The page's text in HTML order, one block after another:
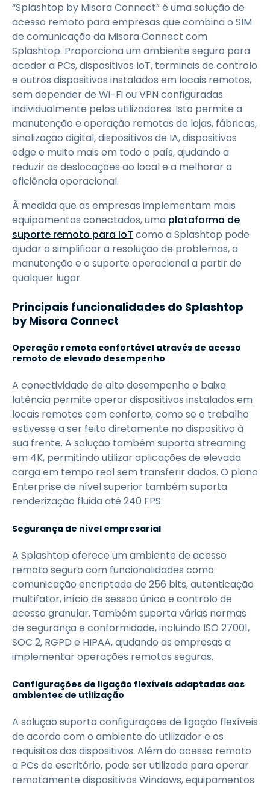
“Splashtop by Misora Connect” é uma solução de
acesso remoto para empresas que combina o SIM
de comunicação da Misora Connect com
Splashtop. Proporciona um ambiente seguro para
aceder a PCs, dispositivos IoT, terminais de controlo
e outros dispositivos instalados em locais remotos,
sem depender de Wi-Fi ou VPN configuradas
individualmente pelos utilizadores. Isto permite a
manutenção e operação remotas de lojas, fábricas,
sinalização digital, dispositivos de IA, dispositivos
edge e muito mais em todo o país, ajudando a
reduzir as deslocações ao local e a melhorar a
eficiência operacional.
À medida que as empresas implementam mais
equipamentos conectados, uma plataforma de
suporte remoto para IoT como a Splashtop pode
ajudar a simplificar a resolução de problemas, a
manutenção e o suporte operacional a partir de
qualquer lugar.
Principais funcionalidades do Splashtop
by Misora Connect
Operação remota confortável através de acesso
remoto de elevado desempenho
A conectividade de alto desempenho e baixa
latência permite operar dispositivos instalados em
locais remotos com conforto, como se o trabalho
estivesse a ser feito diretamente no dispositivo à
sua frente. A solução também suporta streaming
em 4K, permitindo utilizar aplicações de elevada
carga em tempo real sem transferir dados. O plano
Enterprise de nível superior também suporta
renderização fluida até 240 FPS.
Segurança de nível empresarial
A Splashtop oferece um ambiente de acesso
remoto seguro com funcionalidades como
comunicação encriptada de 256 bits, autenticação
multifator, início de sessão único e controlo de
acesso granular. Também suporta várias normas
de segurança e conformidade, incluindo ISO 27001,
SOC 2, RGPD e HIPAA, ajudando as empresas a
implementar operações remotas seguras.
Configurações de ligação flexíveis adaptadas aos
ambientes de utilização
A solução suporta configurações de ligação flexíveis
de acordo com o ambiente do utilizador e os
requisitos dos dispositivos. Além do acesso remoto
a PCs de escritório, pode ser utilizada para operar
remotamente dispositivos Windows, equipamentos